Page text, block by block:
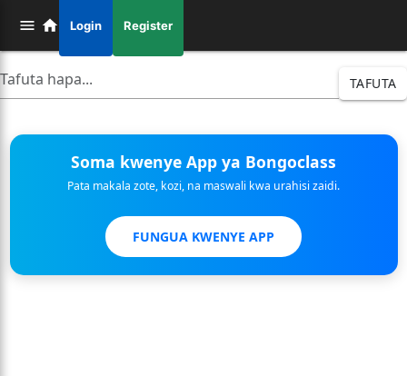
Login Register
TAFUTA
Soma kwenye App ya Bongoclass
Pata makala zote, kozi, na maswali kwa urahisi zaidi.
FUNGUA KWENYE APP